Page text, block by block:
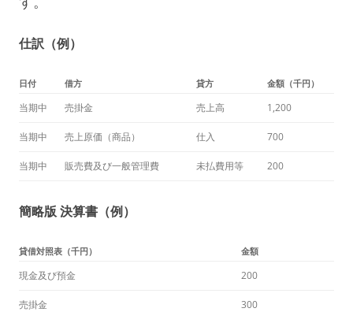
仕訳（例）
日付 借方 貸方 金額（千円）
当期中 売掛金 売上高 1,200
当期中 売上原価（商品） 仕入 700
当期中 販売費及び一般管理費 未払費用等 200
簡略版 決算書（例）
貸借対照表（千円） 金額
現金及び預金 200
売掛金 300